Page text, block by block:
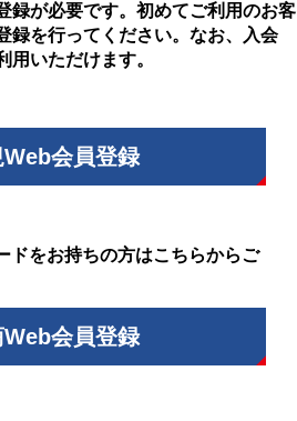
録が必要です。初めてご利用のお客
録を行ってください。なお、入会
用いただけます。
Web会員登録
ドをお持ちの方はこちらからご
会員登録